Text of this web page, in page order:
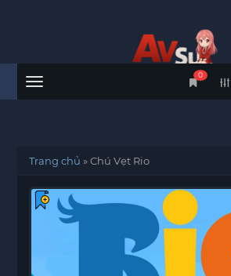
Menu
0
Trang chủ »Chú Vẹt Rio